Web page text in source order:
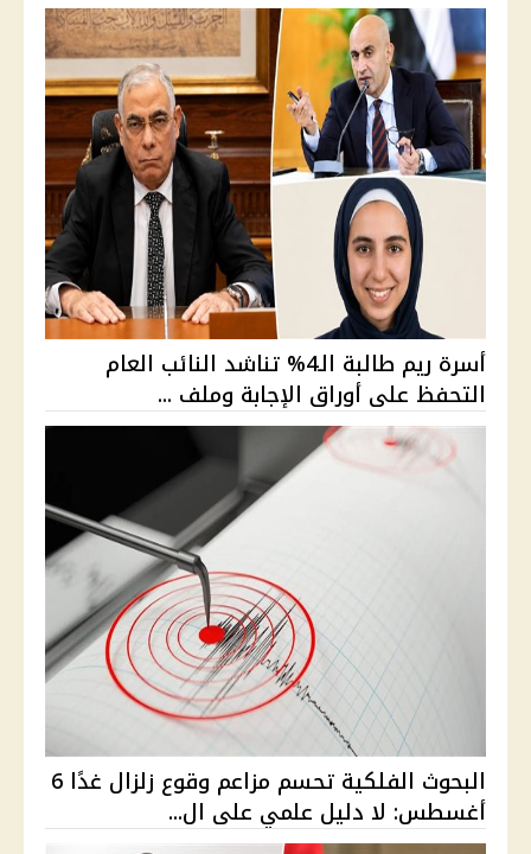
أسرة ريم طالبة الـ4% تناشد النائب العام
التحفظ على أوراق الإجابة وملف ...
البحوث الفلكية تحسم مزاعم وقوع زلزال غدًا 6
أغسطس: لا دليل علمي على ال...